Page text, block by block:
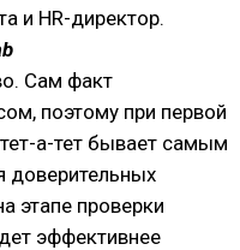
и HR-директор.
Сам факт
поэтому при первой
а-тет бывает самым
доверительных
этапе проверки
эффективнее